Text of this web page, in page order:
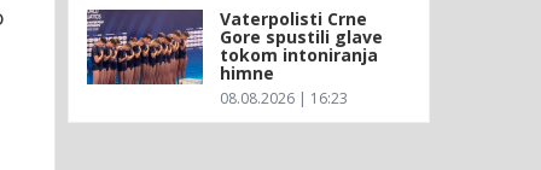
Vaterpolisti Crne
Gore spustili glave
tokom intoniranja
himne
08.08.2026 | 16:23